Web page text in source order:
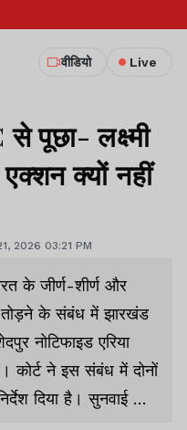
वीडियो Live
पूछा- लक्ष्मी
क्यों नहीं
2026 03:21 PM
के जीर्ण-शीर्ण और
तोड़ने के संबंध में झारखंड
नोटिफाइड एरिया
कोर्ट ने इस संबंध में दोनों
दिया है। सुनवाई के